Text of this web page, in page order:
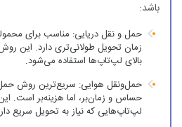
باشد:
حمل ‌و نقل دریایی: مناسب برای
زمان تحویل طولانی‌تری دارد. این
بالای لپ‌تاپ‌ها استفاده می‌شود.
حمل‌ونقل هوایی: سریع‌ترین روش
حساس و زمان‌بر، اما هزینه‌بر است.
لپ‌تاپ‌هایی که نیاز به تحویل سریع